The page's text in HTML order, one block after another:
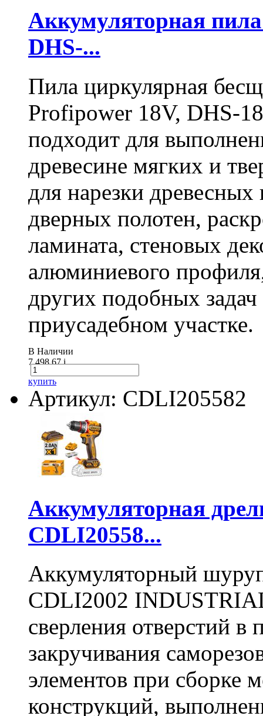
Аккумуляторная
DHS-...
Пила циркулярная
Profipower 18V, DHS-
подходит для
древесине мягких и
для нарезки
дверных полотен,
ламината, стеновых
алюминиевого
других подобных
приусадебном участке.
В Наличии
7 498.67i
купить
Артикул: CDLI205582
Аккумуляторная
CDLI20558...
Аккумуляторный
CDLI2002
сверления отверстий в
закручивания
элементов при сборке
конструкций,